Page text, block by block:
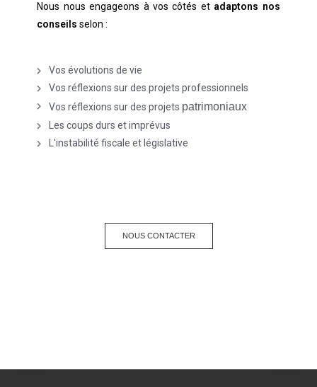
Nous nous engageons à vos côtés et adaptons nos
conseils selon :
Vos évolutions de vie
Vos réflexions sur des projets professionnels
Vos réflexions sur des projets patrimoniaux
Les coups durs et imprévus
L'instabilité fiscale et législative
NOUS CONTACTER